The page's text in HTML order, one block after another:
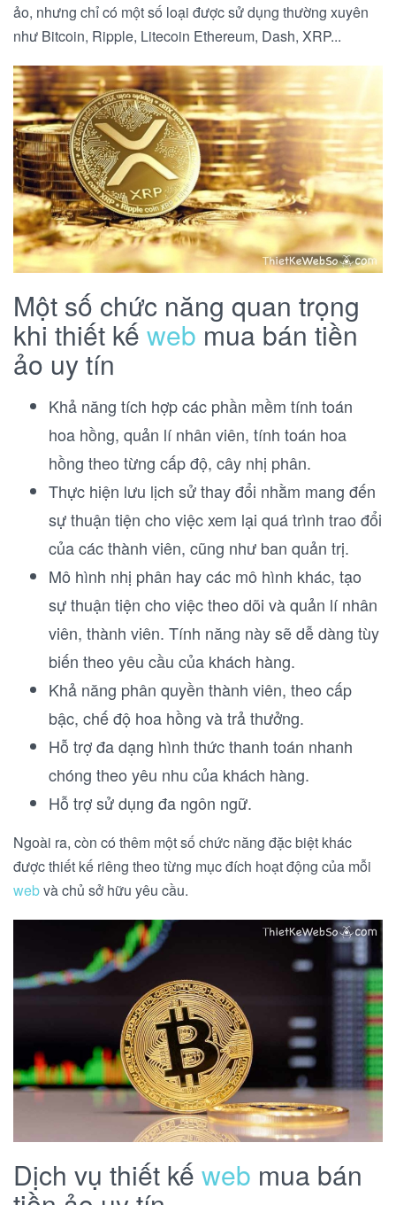
ảo, nhưng chỉ có một số loại được sử dụng thường xuyên
như Bitcoin, Ripple, Litecoin Ethereum, Dash, XRP...
Một số chức năng quan trọng
khi thiết kế web mua bán tiền
ảo uy tín
Khả năng tích hợp các phần mềm tính toán
hoa hồng, quản lí nhân viên, tính toán hoa
hồng theo từng cấp độ, cây nhị phân.
Thực hiện lưu lịch sử thay đổi nhằm mang đến
sự thuận tiện cho việc xem lại quá trình trao đổi
của các thành viên, cũng như ban quản trị.
Mô hình nhị phân hay các mô hình khác, tạo
sự thuận tiện cho việc theo dõi và quản lí nhân
viên, thành viên. Tính năng này sẽ dễ dàng tùy
biến theo yêu cầu của khách hàng.
Khả năng phân quyền thành viên, theo cấp
bậc, chế độ hoa hồng và trả thưởng.
Hỗ trợ đa dạng hình thức thanh toán nhanh
chóng theo yêu nhu của khách hàng.
Hỗ trợ sử dụng đa ngôn ngữ.
Ngoài ra, còn có thêm một số chức năng đặc biệt khác
được thiết kế riêng theo từng mục đích hoạt động của mỗi
webvà chủ sở hữu yêu cầu.
Dịch vụ thiết kế web mua bán